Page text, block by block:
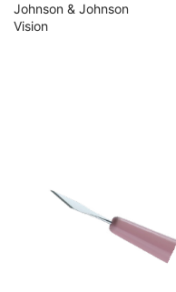
Johnson & Johnson
Vision